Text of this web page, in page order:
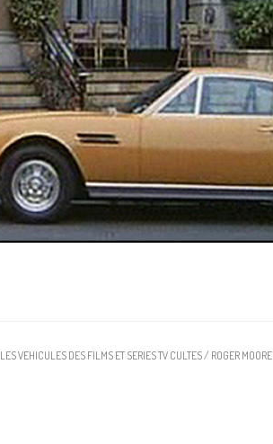
LES VEHICULES DES FILMS ET SERIES TV CULTES/ ROGER MOORE